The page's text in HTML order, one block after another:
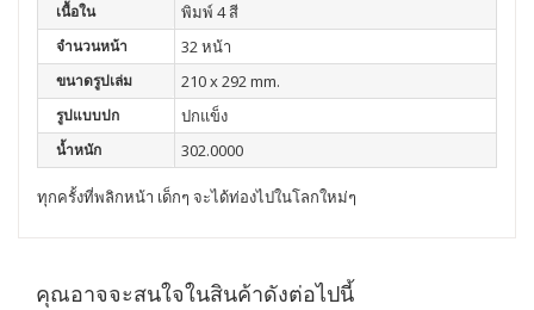
เนื้อใน พิมพ์ 4 สี
จำนวนหน้า 32 หน้า
ขนาดรูปเล่ม 210 x 292 mm.
รูปแบบปก ปกแข็ง
น้ำหนัก 302.0000
ทุกครั้งที่พลิกหน้า เด็กๆ จะได้ท่องไปในโลกใหม่ๆ
คุณอาจจะสนใจในสินค้าดังต่อไปนี้